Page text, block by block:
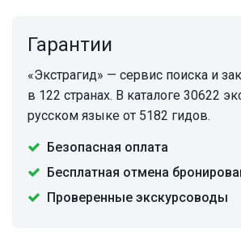
Гарантии
«Экстрагид» — сервис поиска и
в 122 странах. В каталоге 30622
русском языке от 5182 гидов.
Безопасная оплата
Бесплатная отмена
Проверенные экскурсоводы